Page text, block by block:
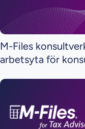
M-Files
arbetsyta för